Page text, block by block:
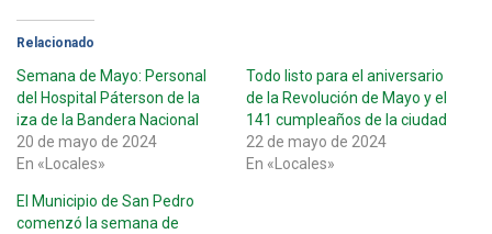
Relacionado
Semana de Mayo: Personal
del Hospital Páterson de la
iza de la Bandera Nacional
20 de mayo de 2024
En «Locales»
Todo listo para el aniversario
de la Revolución de Mayo y el
141 cumpleaños de la ciudad
22 de mayo de 2024
En «Locales»
El Municipio de San Pedro
comenzó la semana de